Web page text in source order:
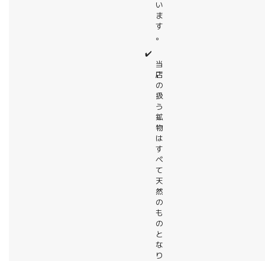
い
ま
す
。
✔️
当
店
の
扱
う
鉱
物
は
す
べ
て
天
然
の
も
の
と
な
り